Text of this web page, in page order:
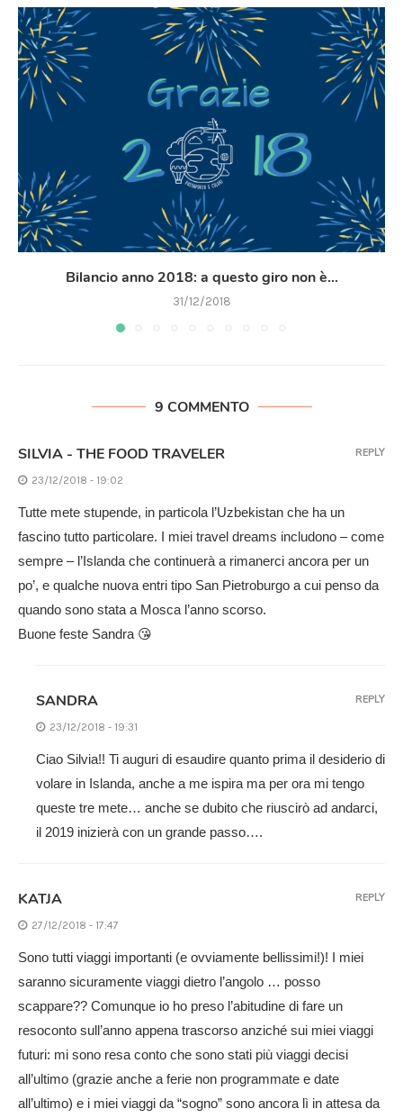
Bilancio anno 2018: a questo giro non è...
31/12/2018
9 COMMENTO
SILVIA - THE FOOD TRAVELER
23/12/2018 - 19:02
Tutte mete stupende, in particola l’Uzbekistan che ha un
fascino tutto particolare. I miei travel dreams includono – come
sempre – l’Islanda che continuerà a rimanerci ancora per un
po’, e qualche nuova entri tipo San Pietroburgo a cui penso da
quando sono stata a Mosca l’anno scorso.
Buone feste Sandra 😘
REPLY
SANDRA
23/12/2018 - 19:31
Ciao Silvia!! Ti auguri di esaudire quanto prima il desiderio di
volare in Islanda, anche a me ispira ma per ora mi tengo
queste tre mete… anche se dubito che riuscirò ad andarci,
il 2019 inizierà con un grande passo….
REPLY
KATJA
27/12/2018 - 17:47
Sono tutti viaggi importanti (e ovviamente bellissimi!)! I miei
saranno sicuramente viaggi dietro l’angolo … posso
scappare?? Comunque io ho preso l’abitudine di fare un
resoconto sull’anno appena trascorso anziché sui miei viaggi
futuri: mi sono resa conto che sono stati più viaggi decisi
all’ultimo (grazie anche a ferie non programmate e date
all’ultimo) e i miei viaggi da “sogno” sono ancora lì in attesa da
REPLY